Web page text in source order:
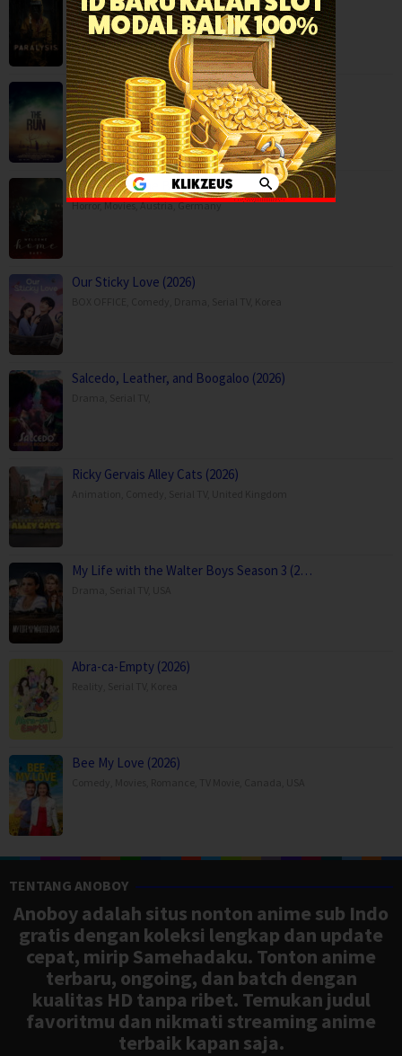
Movies,
The Run (2025)
Action,Movies,Science Fiction,Thriller,Australia
Welcome Home Baby (2025)
Horror,Movies,Austria,Germany
Our Sticky Love (2026)
Salcedo, Leather, and Boogaloo (2026)
Ricky Gervais Alley Cats (2026)
My Life with the Walter Boys Season 3 (2…
Abra-ca-Empty (2026)
Bee My Love (2026)
TENTANG ANOBOY
Anoboy adalah situs nonton anime sub Indo
gratis dengan koleksi lengkap dan update
cepat, mirip Samehadaku. Tonton anime
terbaru, ongoing, dan batch dengan
kualitas HD tanpa ribet. Temukan judul
favoritmu dan nikmati streaming anime
terbaik kapan saja.